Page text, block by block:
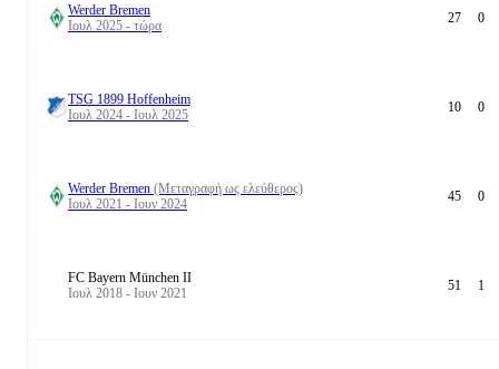
Werder Bremen
Ιουλ 2025 - τώρα
27 0
TSG 1899 Hoffenheim
Ιουλ 2024 - Ιουλ 2025
10 0
Werder Bremen (Μεταγραφή ως ελεύθερος)
Ιουλ 2021 - Ιουν 2024
45 0
FC Bayern München II
Ιουλ 2018 - Ιουν 2021
51 1